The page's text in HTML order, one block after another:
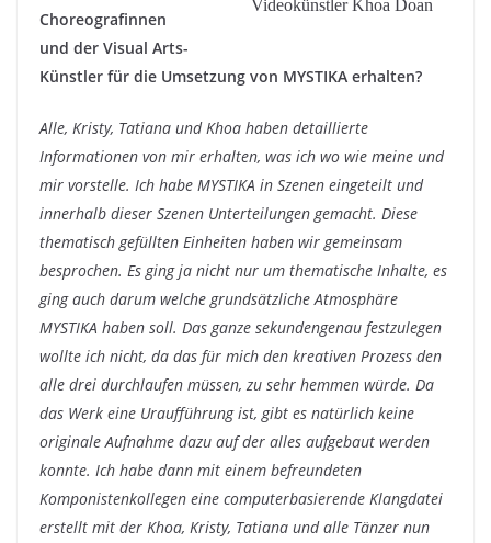
Videokünstler Khoa Doan
Choreografinnen
und der Visual Arts-
Künstler für die Umsetzung von MYSTIKA erhalten?
Alle, Kristy, Tatiana und Khoa haben detaillierte
Informationen von mir erhalten, was ich wo wie meine und
mir vorstelle. Ich habe MYSTIKA in Szenen eingeteilt und
innerhalb dieser Szenen Unterteilungen gemacht. Diese
thematisch gefüllten Einheiten haben wir gemeinsam
besprochen. Es ging ja nicht nur um thematische Inhalte, es
ging auch darum welche grundsätzliche Atmosphäre
MYSTIKA haben soll. Das ganze sekundengenau festzulegen
wollte ich nicht, da das für mich den kreativen Prozess den
alle drei durchlaufen müssen, zu sehr hemmen würde. Da
das Werk eine Uraufführung ist, gibt es natürlich keine
originale Aufnahme dazu auf der alles aufgebaut werden
konnte. Ich habe dann mit einem befreundeten
Komponistenkollegen eine computerbasierende Klangdatei
erstellt mit der Khoa, Kristy, Tatiana und alle Tänzer nun